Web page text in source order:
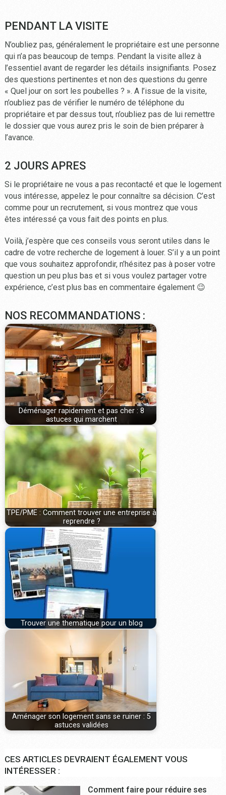
PENDANT LA VISITE
N’oubliez pas, généralement le propriétaire est une personne
qui n’a pas beaucoup de temps. Pendant la visite allez à
l’essentiel avant de regarder les détails insignifiants. Posez
des questions pertinentes et non des questions du genre
« Quel jour on sort les poubelles ? ». A l’issue de la visite,
n’oubliez pas de vérifier le numéro de téléphone du
propriétaire et par dessus tout, n’oubliez pas de lui remettre
le dossier que vous aurez pris le soin de bien préparer à
l’avance.
2 JOURS APRES
Si le propriétaire ne vous a pas recontacté et que le logement
vous intéresse, appelez le pour connaître sa décision. C’est
comme pour un recrutement, si vous montrez que vous
êtes intéressé ça vous fait des points en plus.
Voilà, j’espère que ces conseils vous seront utiles dans le
cadre de votre recherche de logement à louer. S’il y a un point
que vous souhaitez approfondir, n’hésitez pas à poser votre
question un peu plus bas et si vous voulez partager votre
expérience, c’est plus bas en commentaire également 😉
NOS RECOMMANDATIONS :
Déménager rapidement et pas cher : 8
astuces qui marchent
TPE/PME : Comment trouver une entreprise à
reprendre ?
Trouver une thematique pour un blog
Aménager son logement sans se ruiner : 5
astuces validées
CES ARTICLES DEVRAIENT ÉGALEMENT VOUS
INTÉRESSER :
Comment faire pour réduire ses